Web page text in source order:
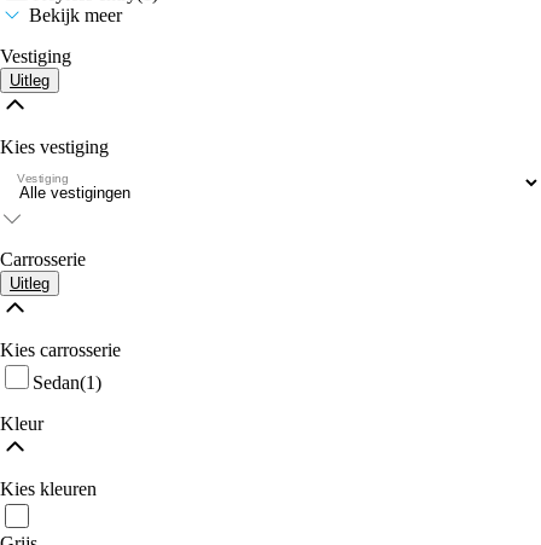
Bekijk meer
Vestiging
Uitleg
Kies vestiging
Vestiging
Carrosserie
Uitleg
Kies carrosserie
Sedan(1)
Kleur
Kies kleuren